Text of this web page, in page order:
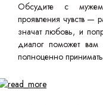
Обсудите с
проявления чувств —
значат любовь, и
диалог поможет вам
полноценно